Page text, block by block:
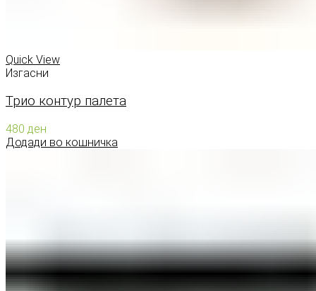
Quick View
Изгасни
Трио контур палета
480 ден
Додади во кошничка